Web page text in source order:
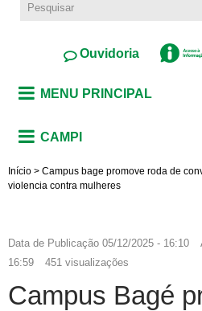
Ouvidoria
MENU PRINCIPAL
CAMPI
Início > Campus bage promove roda de
violencia contra mulheres
Data de Publicação 05/12/2025 - 16:10
16:59
451 visualizações
Campus Bagé